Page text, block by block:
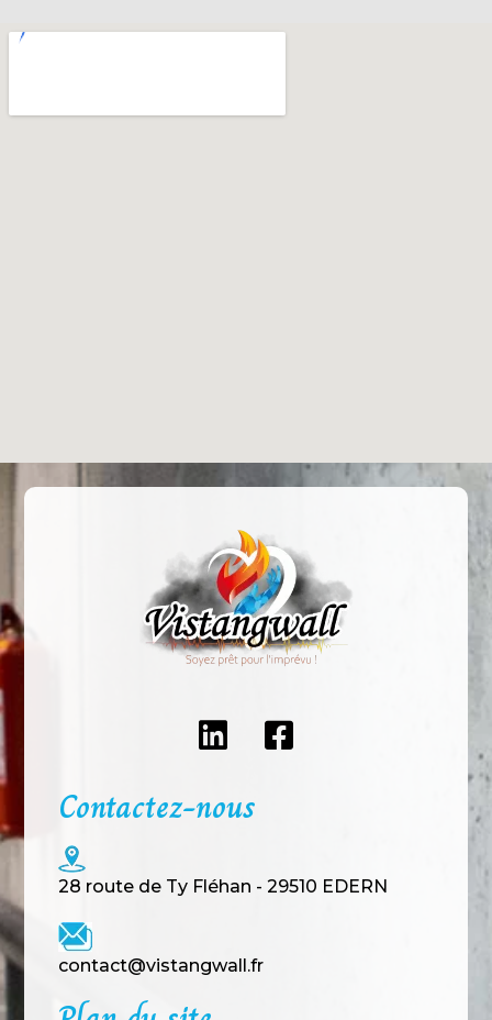
Contactez-nous
28 route de Ty Fléhan - 29510 EDERN
contact@vistangwall.fr